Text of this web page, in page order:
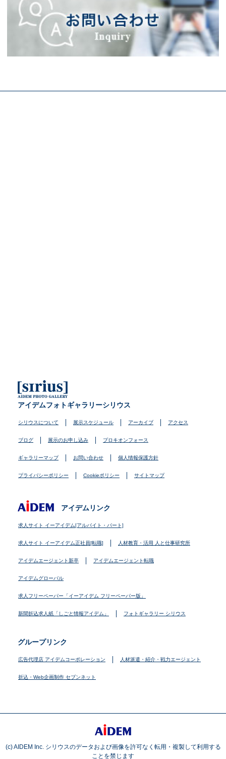
アイデムフォトギャラリーシリウス
シリウスについて 展示スケジュール アーカイブ アクセス
ブログ 展示のお申し込み プロキオンフォース
ギャラリーマップ お問い合わせ 個人情報保護方針
プライバシーポリシー Cookieポリシー サイトマップ
アイデムリンク
求人サイト イーアイデム[アルバイト・パート]
求人サイト イーアイデム正社員[転職] 人材教育・活用 人と仕事研究所
アイデムエージェント新卒 アイデムエージェント転職
アイデムグローバル
求人フリーペーパー「イーアイデム フリーペーパー版」
新聞折込求人紙「しごと情報アイデム」 フォトギャラリー シリウス
グループリンク
広告代理店 アイデムコーポレーション 人材派遣・紹介・戦力エージェント
折込・Web企画制作 セブンネット
(c) AIDEM Inc. シリウスのデータおよび画像を許可なく転用・複製して利用する
ことを禁じます